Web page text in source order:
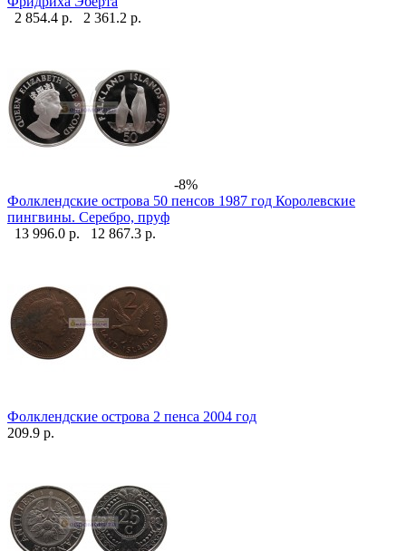
2 854.4 р.
2 361.2 р.
-8%
Фолклендские острова 50 пенсов 1987 год Королевские
пингвины. Серебро, пруф
13 996.0 р.
12 867.3 р.
Фолклендские острова 2 пенса 2004 год
209.9 р.